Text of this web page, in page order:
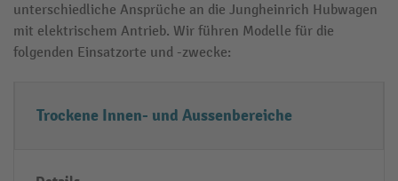
unterschiedliche Ansprüche an die Jungheinrich Hubwagen
mit elektrischem Antrieb. Wir führen Modelle für die
folgenden Einsatzorte und -zwecke:
E
D
p
Trockene Innen- und Aussenbereiche